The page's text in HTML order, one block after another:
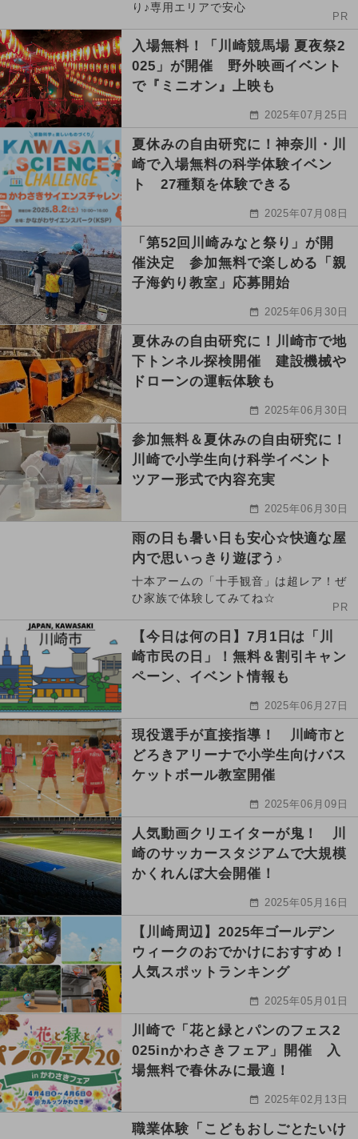
り♪専用エリアで安心
PR
入場無料！「川崎競馬場 夏夜祭2
025」が開催 野外映画イベント
で『ミニオン』上映も
2025年07月25日
夏休みの自由研究に！神奈川・川
崎で入場無料の科学体験イベン
ト 27種類を体験できる
2025年07月08日
「第52回川崎みなと祭り」が開
催決定 参加無料で楽しめる「親
子海釣り教室」応募開始
2025年06月30日
夏休みの自由研究に！川崎市で地
下トンネル探検開催 建設機械や
ドローンの運転体験も
2025年06月30日
参加無料＆夏休みの自由研究に！
川崎で小学生向け科学イベント
ツアー形式で内容充実
2025年06月30日
雨の日も暑い日も安心☆快適な屋
内で思いっきり遊ぼう♪
十本アームの「十手観音」は超レア！ぜ
ひ家族で体験してみてね☆
PR
【今日は何の日】7月1日は「川
崎市民の日」！無料＆割引キャン
ペーン、イベント情報も
2025年06月27日
現役選手が直接指導！ 川崎市と
どろきアリーナで小学生向けバス
ケットボール教室開催
2025年06月09日
人気動画クリエイターが鬼！ 川
崎のサッカースタジアムで大規模
かくれんぼ大会開催！
2025年05月16日
【川崎周辺】2025年ゴールデン
ウィークのおでかけにおすすめ！
人気スポットランキング
2025年05月01日
川崎で「花と緑とパンのフェス2
025inかわさきフェア」開催 入
場無料で春休みに最適！
2025年02月13日
職業体験「こどもおしごとたいけ